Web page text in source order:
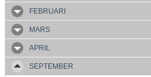
FEBRUARI
MARS
APRIL
SEPTEMBER